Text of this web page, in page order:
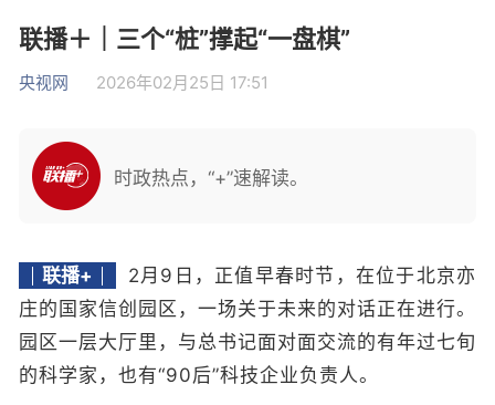
联播＋｜三个“桩”撑起“一盘棋”
央视网 2026年02月25日 17:51
时政热点，“+”速解读。
联播+
2月9日，正值早春时节，在位于北京亦
庄的国家信创园区，一场关于未来的对话正在进行。
园区一层大厅里，与总书记面对面交流的有年过七旬
的科学家，也有“90后”科技企业负责人。